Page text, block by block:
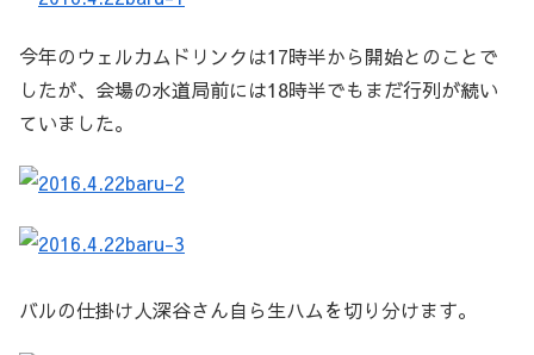
今年のウェルカムドリンクは17時半から開始とのことで
したが、会場の水道局前には18時半でもまだ行列が続い
ていました。
バルの仕掛け人深谷さん自ら生ハムを切り分けます。